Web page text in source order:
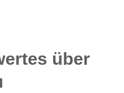
über